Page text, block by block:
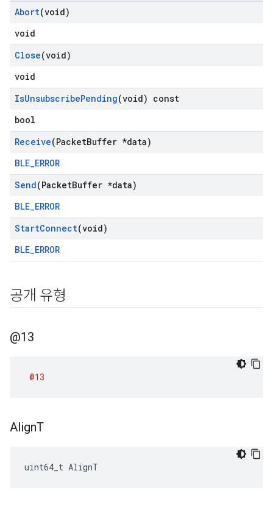
Abort(void)
void
Close(void)
void
IsUnsubscribePending(void) const
bool
Receive(PacketBuffer *data)
BLE_ERROR
Send(PacketBuffer *data)
BLE_ERROR
StartConnect(void)
BLE_ERROR
공개 유형
@13
@13
AlignT
uint64_t AlignT